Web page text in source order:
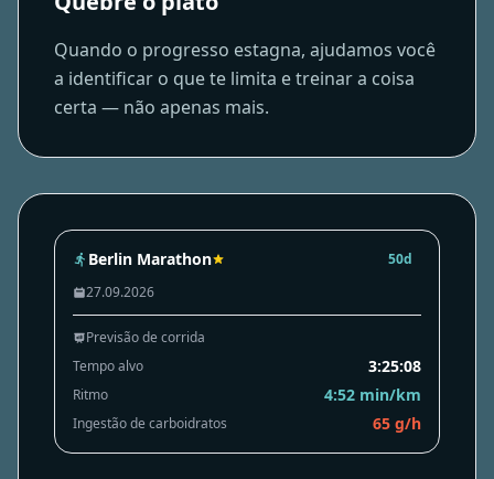
Quando o progresso estagna, ajudamos você
a identificar o que te limita e treinar a coisa
certa — não apenas mais.
Berlin Marathon
50d
27.09.2026
Previsão de corrida
Tempo alvo
3:25:08
Ritmo 4:52 min/km
Ingestão de carboidratos 65 g/h